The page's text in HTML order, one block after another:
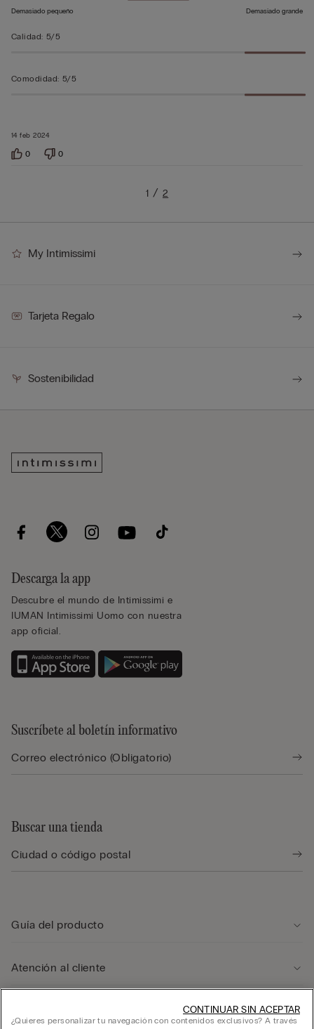
14 feb 2024
Demasiado pequeño Demasiado grande
Calidad: 5/5
Comodidad: 5/5
0 0
1 2
My Intimissimi
Tarjeta Regalo
Sostenibilidad
Descarga la app
Descubre el mundo de Intimissimi e
IUMAN Intimissimi Uomo con nuestra
app oficial.
Suscríbete al boletín informativo
Buscar una tienda
Guía del producto
Atención al cliente
¿Quieres personalizar tu navegación con contenidos exclusivos? A través
CONTINUAR SIN ACEPTAR